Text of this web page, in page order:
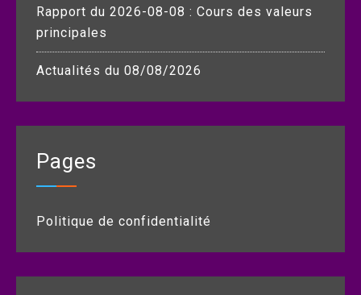
Rapport du 2026-08-08 : Cours des valeurs
principales
Actualités du 08/08/2026
Pages
Politique de confidentialité